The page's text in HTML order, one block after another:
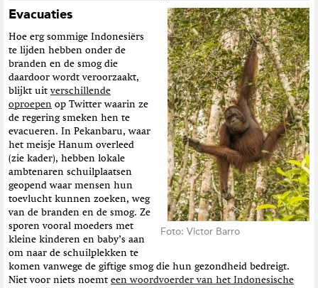
Foto: Victor Barro
Evacuaties
Hoe erg sommige Indonesiërs
te lijden hebben onder de
branden en de smog die
daardoor wordt veroorzaakt,
blijkt uitverschillende
oproepen op Twitter waarin ze
de regering smeken hen te
evacueren. In Pekanbaru, waar
het meisje Hanum overleed
(zie kader), hebben lokale
ambtenaren schuilplaatsen
geopend waar mensen hun
toevlucht kunnen zoeken, weg
van de branden en de smog. Ze
sporen vooral moeders met
kleine kinderen en baby’s aan
om naar de schuilplekken te
komen vanwege de giftige smog die hun gezondheid bedreigt.
Niet voor niets noemt een woordvoerder van het Indonesische